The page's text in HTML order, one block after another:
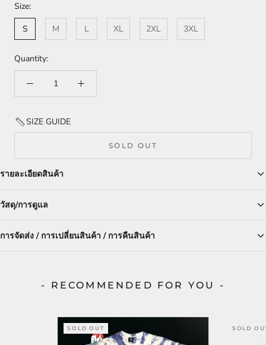
Size:
S
M L XL 2XL 3XL
Quantity:
SIZE GUIDE
SOLD OUT
รายละเอียดสินค้า
วัสดุ/การดูแล
การจัดส่ง / การเปลี่ยนสินค้า / การคืนสินค้า
- RECOMMENDED FOR YOU -
SOLD OUT SOLD